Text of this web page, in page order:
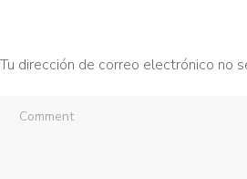
Tu dirección de correo electrónico no